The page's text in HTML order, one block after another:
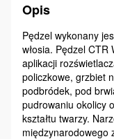
Opis
Pędzel wykonany
włosia. Pędzel CTR
aplikacji
policzkowe, grzbiet
podbródek, pod
pudrowaniu okolicy
kształtu twarzy.
międzynarodowego